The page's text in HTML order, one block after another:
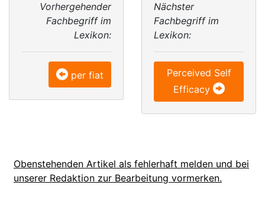
Vorhergehender
Fachbegriff im
Lexikon:
per fiat
Nächster
Fachbegriff im
Lexikon:
Perceived Self
Efficacy
Obenstehenden Artikel als fehlerhaft melden und bei
unserer Redaktion zur Bearbeitung vormerken.